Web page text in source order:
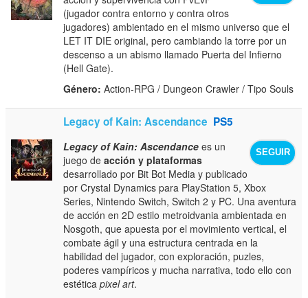
(jugador contra entorno y contra otros
jugadores) ambientado en el mismo universo que el
LET IT DIE original, pero cambiando la torre por un
descenso a un abismo llamado Puerta del Infierno
(Hell Gate).
Género: Action-RPG / Dungeon Crawler / Tipo Souls
Legacy of Kain: Ascendance PS5
SEGUIR
Legacy of Kain: Ascendance es un
juego deacción y plataformas
desarrollado por Bit Bot Media y publicado
por Crystal Dynamics para PlayStation 5, Xbox
Series, Nintendo Switch, Switch 2 y PC. Una aventura
de acción en 2D estilo metroidvania ambientada en
Nosgoth, que apuesta por el movimiento vertical, el
combate ágil y una estructura centrada en la
habilidad del jugador, con exploración, puzles,
poderes vampíricos y mucha narrativa, todo ello con
estéticapixel art.